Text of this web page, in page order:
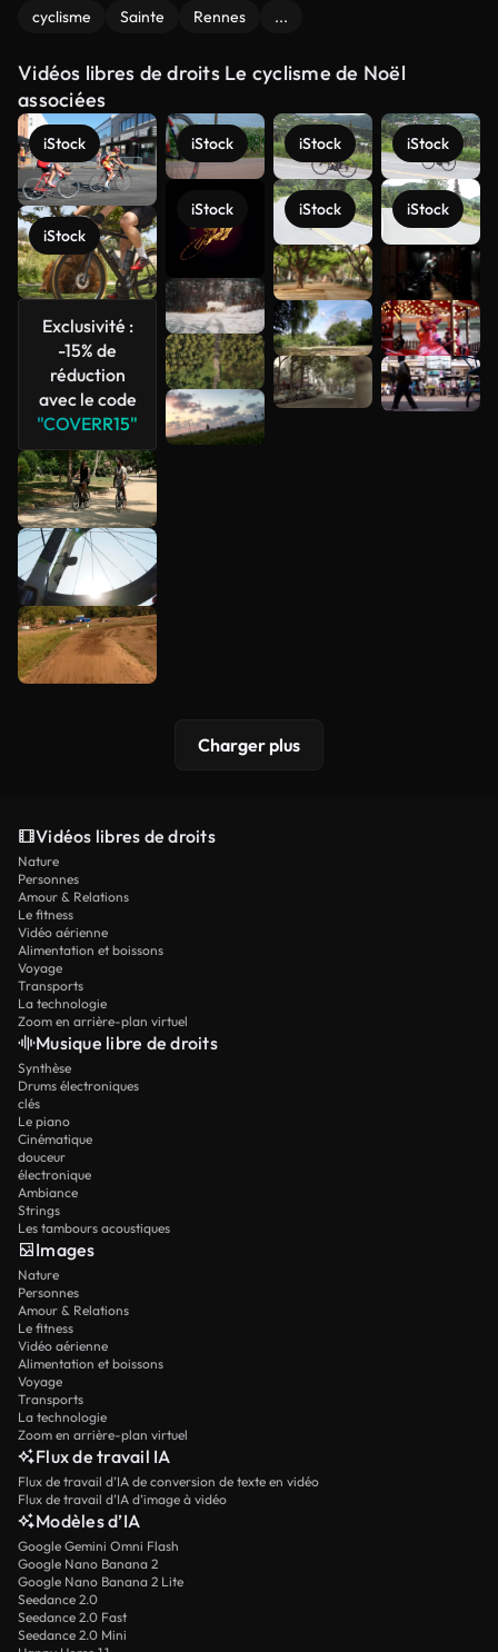
cyclisme Sainte Rennes ...
Vidéos libres de droits Le cyclisme de Noël
associées
iStock
iStock
Exclusivité :
-15% de
réduction
avec le code
"COVERR15"
iStock
iStock
iStock
iStock
iStock
iStock
Voir plus
Charger plus
Vidéos libres de droits
Nature
Personnes
Amour & Relations
Le fitness
Vidéo aérienne
Alimentation et boissons
Voyage
Transports
La technologie
Zoom en arrière-plan virtuel
Musique libre de droits
Synthèse
Drums électroniques
clés
Le piano
Cinématique
douceur
électronique
Ambiance
Strings
Les tambours acoustiques
Images
Nature
Personnes
Amour & Relations
Le fitness
Vidéo aérienne
Alimentation et boissons
Voyage
Transports
La technologie
Zoom en arrière-plan virtuel
Flux de travail IA
Flux de travail d’IA de conversion de texte en vidéo
Flux de travail d’IA d’image à vidéo
Modèles d’IA
Google Gemini Omni Flash
Google Nano Banana 2
Google Nano Banana 2 Lite
Seedance 2.0
Seedance 2.0 Fast
Seedance 2.0 Mini